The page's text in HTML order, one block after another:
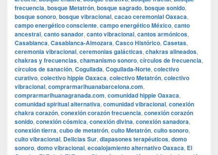
frecuencia, bosque Metatrón, bosque sagrado, bosque sonido,
bosque sonoro, bosque vibracional, cacao ceremonial Oaxaca,
campo energético consciente, campo energético México, canto
ancestral, canto sanador, canto vibracional, cantos armónicos,
Casablanca, Casablanca-Almozara, Casco Histórico, Casetas,
ceremonia vibracional, ceremonias galácticas, chakras alineados,
chakras y frecuencias, chamanismo sonoro, círculos de frecuencia,
círculos de sanación, Cogullada, Cogullada-Norte, colectivo
curativo, colectivo hippie Oaxaca, colectivo Metatrón, colectivo
vibracional, comprarmarihuanabarcelona.com,
comprarmarihuanagranada.com, comunidad hippie Oaxaca,
comunidad spiritual alternativa, comunidad vibracional, conexión
chakra corazón, conexión corazón frecuencia, conexión corazón
sonido, conexión cósmica, conexión divina, conexión sanadora,
conexión tierra, cubo de metatrón, culto Metatrón, culto sonoro,
culto vibracional, Delicias Sur, diapasones terapéuticos, domo
sonoro, domo vibracional, ecoalojamiento alternativo Oaxaca, El